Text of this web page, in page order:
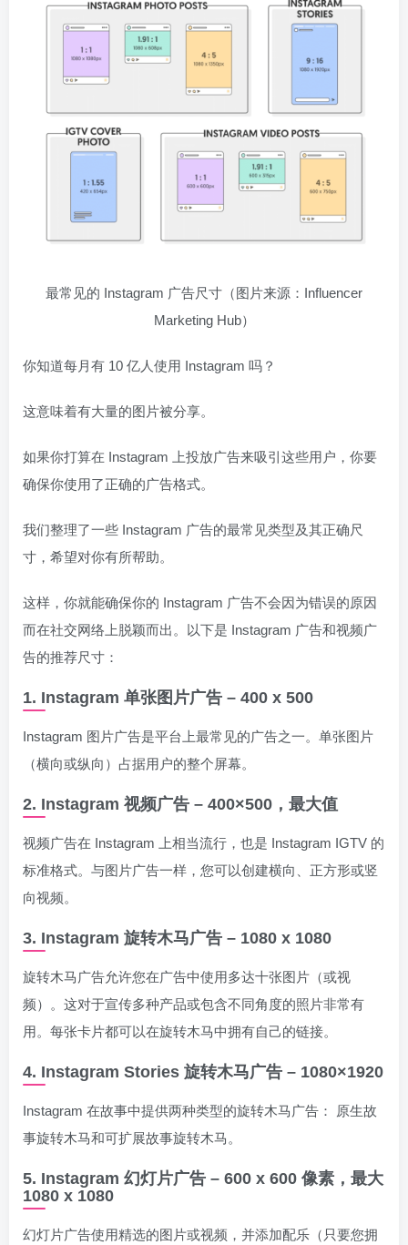
最常见的 Instagram 广告尺寸（图片来源：Influencer
Marketing Hub）
你知道每月有 10 亿人使用 Instagram 吗？
这意味着有大量的图片被分享。
如果你打算在 Instagram 上投放广告来吸引这些用户，你要
确保你使用了正确的广告格式。
我们整理了一些 Instagram 广告的最常见类型及其正确尺
寸，希望对你有所帮助。
这样，你就能确保你的 Instagram 广告不会因为错误的原因
而在社交网络上脱颖而出。以下是 Instagram 广告和视频广
告的推荐尺寸：
1. Instagram 单张图片广告 – 400 x 500
Instagram 图片广告是平台上最常见的广告之一。单张图片
（横向或纵向）占据用户的整个屏幕。
2. Instagram 视频广告 – 400×500，最大值
视频广告在 Instagram 上相当流行，也是 Instagram IGTV 的
标准格式。与图片广告一样，您可以创建横向、正方形或竖
向视频。
3. Instagram 旋转木马广告 – 1080 x 1080
旋转木马广告允许您在广告中使用多达十张图片（或视
频）。这对于宣传多种产品或包含不同角度的照片非常有
用。每张卡片都可以在旋转木马中拥有自己的链接。
4. Instagram Stories 旋转木马广告 – 1080×1920
Instagram 在故事中提供两种类型的旋转木马广告： 原生故
事旋转木马和可扩展故事旋转木马。
5. Instagram 幻灯片广告 – 600 x 600 像素，最大
1080 x 1080
幻灯片广告使用精选的图片或视频，并添加配乐（只要您拥